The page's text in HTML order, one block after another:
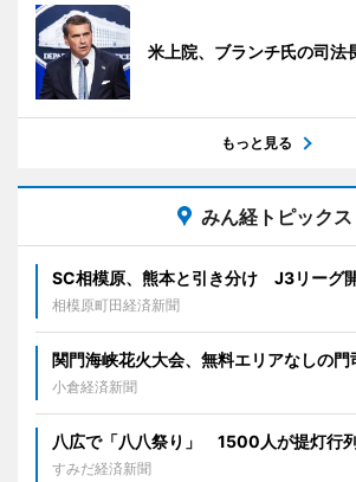
米上院、ブランチ氏の司法
もっと見る
みん経トピックス
SC相模原、熊本と引き分け J3リーグ
相模原町田経済新聞
関門海峡花火大会、無料エリアなしの
小倉経済新聞
八広で「八八祭り」 1500人が提灯行
すみだ経済新聞